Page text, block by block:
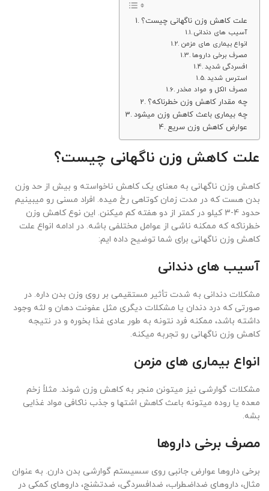
علت کاهش وزن ناگهانی چیست؟
آسیب های دندانی
انواع بیماری های مزمن
مصرف برخی داروها
افسردگی شدید
استرس شدید
مصرف الکل و مواد مخدر
چه مقدار کاهش وزن خطرناکه؟
چه بیماری باعث کاهش وزن میشود
عوارض کاهش وزن سریع
علت کاهش وزن ناگهانی چیست؟
کاهش وزن ناگهانی به معنای یک کاهش ناخواسته و بیش از حد وزن
بدن هست که در مدت زمان کوتاهی رخ میده. افراد مسنی رو میبینیم
حدود 4-3 کیلو در کمتر از دو هفته کم میکنن. این نوع کاهش وزن
خطرناکه که ممکنه ناشی از عوامل مختلفی باشه. در ادامه انواع علت
کاهش وزن ناگهانی برای شما توضیح داده ایم:
آسیب های دندانی
مشکلات دندانی به شدت تأثیر مستقیمی بر روی وزن بدن داره. در
صورتی که درد دندان یا مشکلات دیگری مثل عفونت دهان و لثه وجود
داشته باشد، ممکنه فرد نتونه به طور عادی غذا بخوره و در نتیجه
کاهش وزن ناگهانی رو تجربه میکنه.
انواع بیماری های مزمن
مشکلات گوارشی نیز میتونن منجر به کاهش وزن شوند. مثلاً زخم
معده یا روده میتونه باعث کاهش اشتها و جذب ناکافی مواد غذایی
بشه.
مصرف برخی داروها
برخی داروها عوارض جانبی روی سسیستم گوارشی بدن دارن. به عنوان
مثال، داروهای ضداضطراب، ضدافسردگی، ضدتشنج، داروهای کمکی در